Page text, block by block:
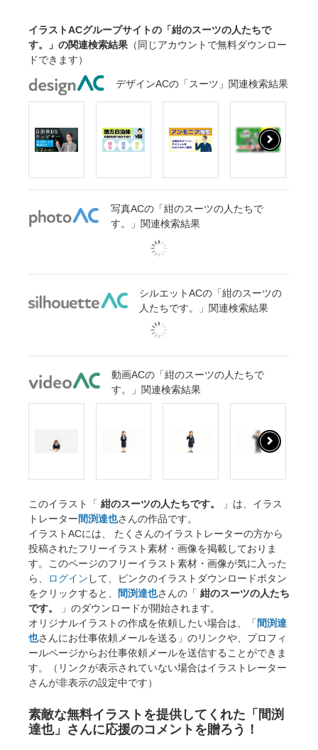
イラストACグループサイトの「紺のスーツの人たちで
す。」の関連検索結果 （同じアカウントで無料ダウンロー
ドできます）
デザインACの「スーツ」関連検索結果
写真ACの「紺のスーツの人たちで
す。」関連検索結果
シルエットACの「紺のスーツの
人たちです。」関連検索結果
動画ACの「紺のスーツの人たちで
す。」関連検索結果
このイラスト「 紺のスーツの人たちです。
」は、イラス
トレーター間渕達也さんの作品です。
イラストACには、 たくさんのイラストレーターの方から
投稿されたフリーイラスト素材・画像を掲載しておりま
す。このページのフリーイラスト素材・画像が気に入った
ら、
ログイン して、ピンクのイラストダウンロードボタン
をクリックすると、
間渕達也さんの「 紺のスーツの人たち
です。
」のダウンロードが開始されます。
オリジナルイラストの作成を依頼したい場合は、「 間渕達
也さんにお仕事依頼メールを送る」のリンクや、プロフィ
ールページからお仕事依頼メールを送信することができま
す。（リンクが表示されていない場合はイラストレーター
さんが非表示の設定中です）
素敵な無料イラストを提供してくれた「間渕
達也」さんに応援のコメントを贈ろう！